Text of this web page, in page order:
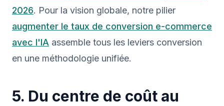
2026. Pour la vision globale, notre pilier
augmenter le taux de conversion e-commerce
avec l'IA assemble tous les leviers conversion
en une méthodologie unifiée.
5. Du centre de coût au